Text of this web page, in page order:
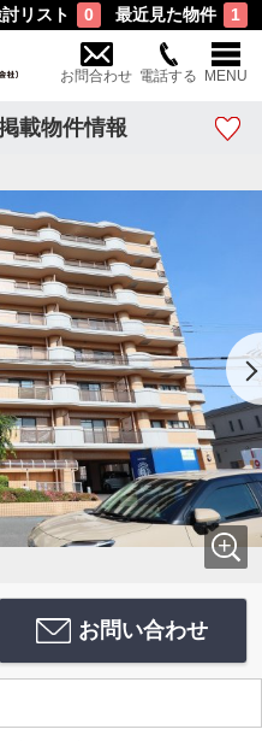
リスト 0 最近見た物件 1
お問合わせ 電話する MENU
載物件情報
お問い合わせ